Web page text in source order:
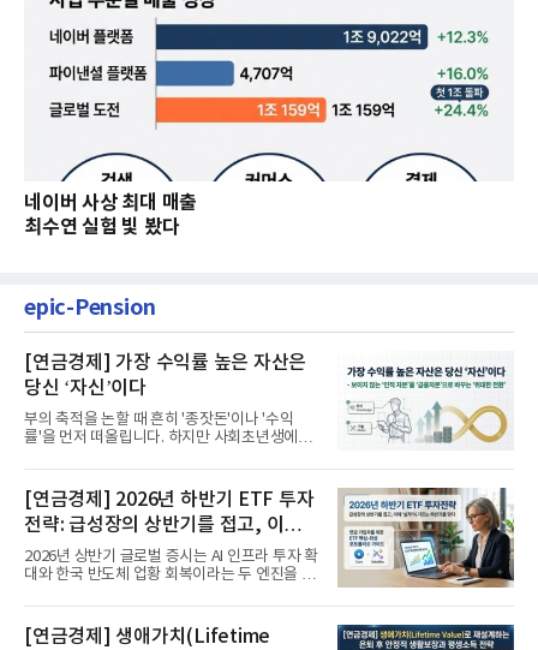
네이버 사상 최대 매출
최수연 실험 빛 봤다
epic-Pension
[연금경제] 가장 수익률 높은 자산은
당신 ‘자신’이다
부의 축적을 논할 때 흔히 '종잣돈'이나 '수익
률'을 먼저 떠올립니다. 하지만 사회초년생에게
[연금경제] 2026년 하반기 ETF 투자
전략: 급성장의 상반기를 접고, 이제
'실적'이 가르는 하반기를 맞다
2026년 상반기 글로벌 증시는 AI 인프라 투자 확
대와 한국 반도체 업황 회복이라는 두 엔진을 달
[연금경제] 생애가치(Lifetime